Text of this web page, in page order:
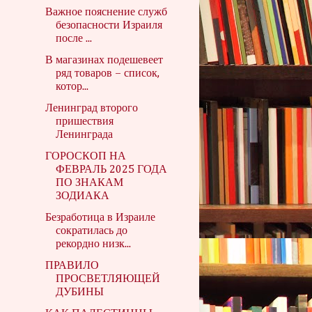
Важное пояснение служб
безопасности Израиля
после ...
В магазинах подешевеет
ряд товаров – список,
котор...
Ленинград второго
пришествия
Ленинграда
ГОРОСКОП НА
ФЕВРАЛЬ 2025 ГОДА
ПО ЗНАКАМ
ЗОДИАКА
Безработица в Израиле
сократилась до
рекордно низк...
ПРАВИЛО
ПРОСВЕТЛЯЮЩЕЙ
ДУБИНЫ